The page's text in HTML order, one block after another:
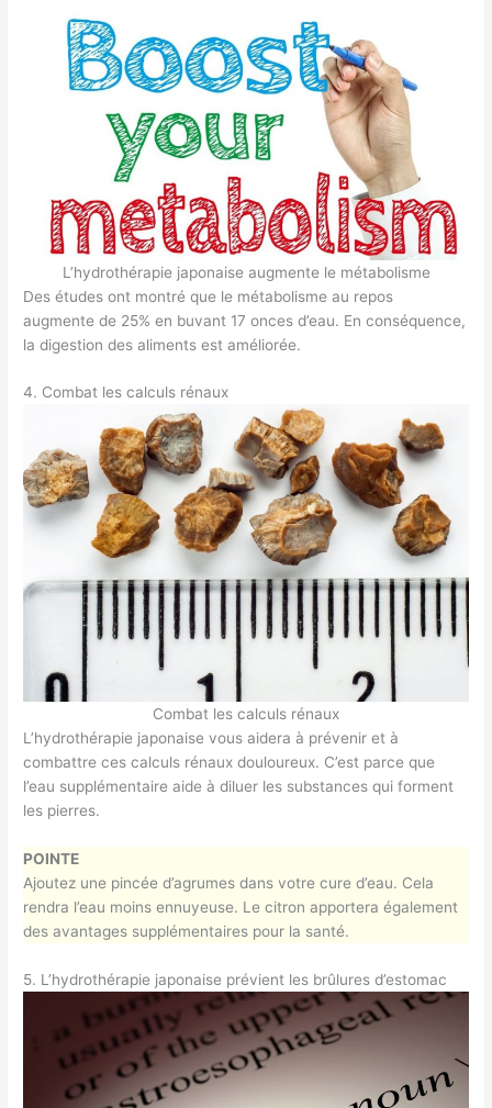
L’hydrothérapie japonaise augmente le métabolisme
Des études ont montré que le métabolisme au repos
augmente de 25% en buvant 17 onces d’eau. En conséquence,
la digestion des aliments est améliorée.
4. Combat les calculs rénaux
Combat les calculs rénaux
L’hydrothérapie japonaise vous aidera à prévenir et à
combattre ces calculs rénaux douloureux. C’est parce que
l’eau supplémentaire aide à diluer les substances qui forment
les pierres.
POINTE
Ajoutez une pincée d’agrumes dans votre cure d’eau. Cela
rendra l’eau moins ennuyeuse. Le citron apportera également
des avantages supplémentaires pour la santé.
5. L’hydrothérapie japonaise prévient les brûlures d’estomac